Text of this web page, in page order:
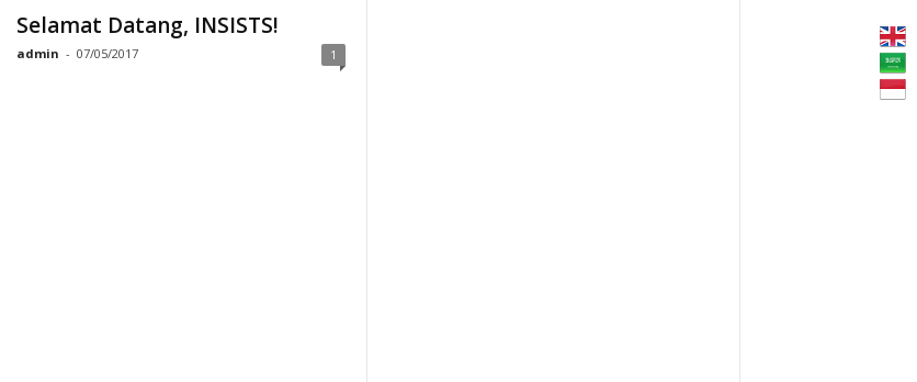
Selamat Datang, INSISTS!
admin - 07/05/2017 1